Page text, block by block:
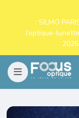
: SILMO
l’optique-